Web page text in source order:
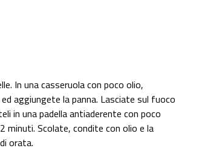
In una casseruola con poco olio,
aggiungete la panna. Lasciate sul fuoco
in una padella antiaderente con poco
minuti. Scolate, condite con olio e la
orata.